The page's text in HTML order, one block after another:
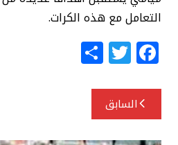
التعامل مع هذه الكرات.
F
a
c
e
T
w
itt
e
S
h
تصفّح
المقالات
السابق